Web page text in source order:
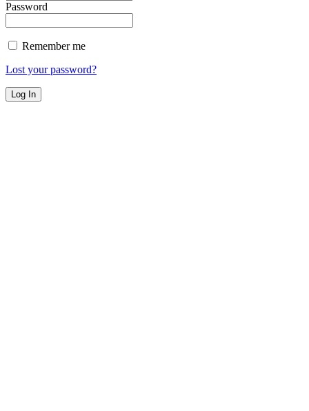
Password
Remember me
Lost your password?